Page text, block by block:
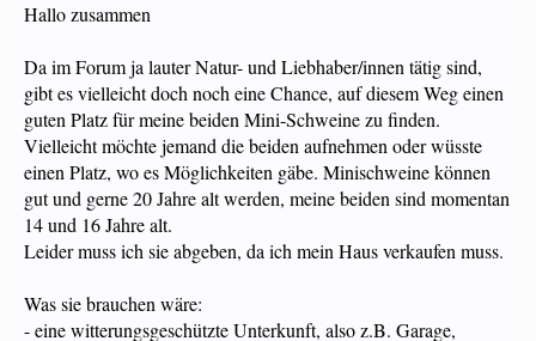
Hallo zusammen
Da im Forum ja lauter Natur- und Liebhaber/innen tätig sind,
gibt es vielleicht doch noch eine Chance, auf diesem Weg einen
guten Platz für meine beiden Mini-Schweine zu finden.
Vielleicht möchte jemand die beiden aufnehmen oder wüsste
einen Platz, wo es Möglichkeiten gäbe. Minischweine können
gut und gerne 20 Jahre alt werden, meine beiden sind momentan
14 und 16 Jahre alt.
Leider muss ich sie abgeben, da ich mein Haus verkaufen muss.
Was sie brauchen wäre:
- eine witterungsgeschützte Unterkunft, also z.B. Garage,